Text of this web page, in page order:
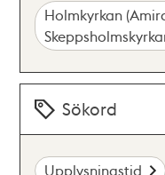
Holmkyrkan
Sökord
Upplysningstid